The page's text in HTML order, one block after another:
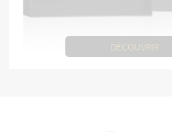
DÉCOUVRIR